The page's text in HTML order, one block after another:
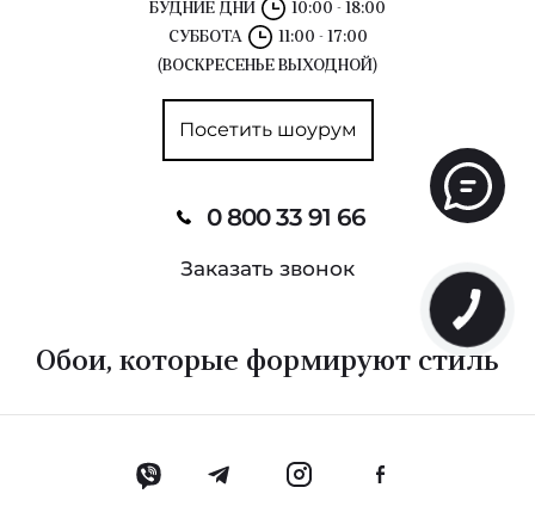
БУДНИЕ ДНИ
10:00 - 18:00
СУББОТА
11:00 - 17:00
(ВОСКРЕСЕНЬЕ ВЫХОДНОЙ)
Посетить шоурум
0 800 33 91 66
Заказать звонок
Обои, которые формируют стиль